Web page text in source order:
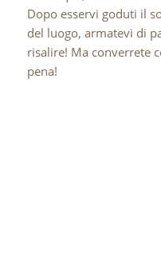
Dopo esservi goduti il
del luogo, armatevi di
risalire! Ma converrete
pena!